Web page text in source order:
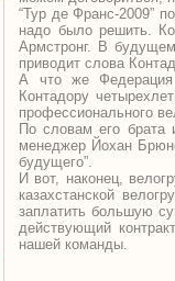
“Тур де Франс-2009”
надо было решить.
Армстронг. В
приводит слова
А что же Федерация
Контадору
профессионального
По словам его брата
менеджер Йохан
будущего”.
И вот, наконец,
казахстанской
заплатить большую
действующий
нашей команды.